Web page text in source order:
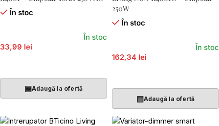
În stoc
33,99 lei
În stoc
▤Adaugă la ofertă
250W
În stoc
162,34 lei
În stoc
▤Adaugă la ofertă